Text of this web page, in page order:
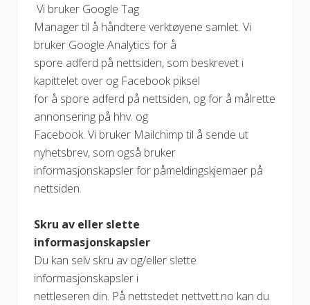
Vi bruker Google Tag
Manager til å håndtere verktøyene samlet. Vi
bruker Google Analytics for å
spore adferd på nettsiden, som beskrevet i
kapittelet over og Facebook piksel
for å spore adferd på nettsiden, og for å målrette
annonsering på hhv. og
Facebook. Vi bruker Mailchimp til å sende ut
nyhetsbrev, som også bruker
informasjonskapsler for påmeldingskjemaer på
nettsiden.
Skru av eller slette
informasjonskapsler
Du kan selv skru av og/eller slette
informasjonskapsler i
nettleseren din. På nettstedet nettvett.no kan du